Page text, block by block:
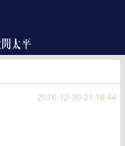
2016-12-30 21:16:44